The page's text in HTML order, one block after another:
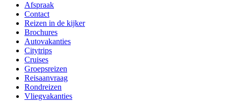
Afspraak
Contact
Reizen in de kijker
Brochures
Autovakanties
Citytrips
Cruises
Groepsreizen
Reisaanvraag
Rondreizen
Vliegvakanties